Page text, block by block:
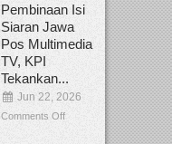
Pembinaan Isi
Siaran Jawa
Pos Multimedia
TV, KPI
Tekankan...
Jun 22, 2026
Comments Off